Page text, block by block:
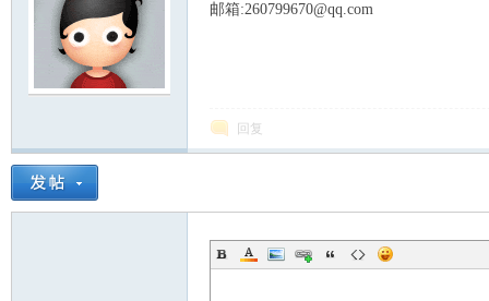
邮箱:260799670@qq.com
回复